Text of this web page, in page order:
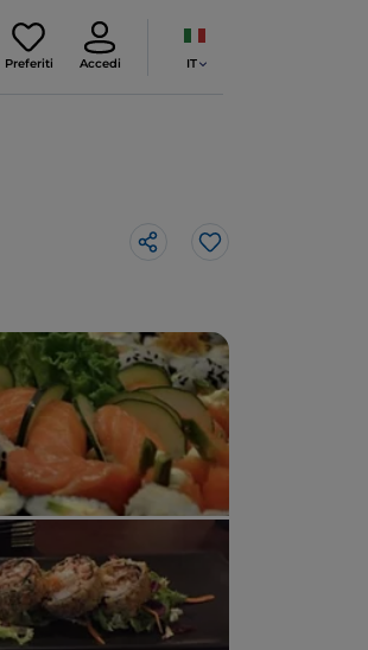
Preferiti Accedi IT
Like